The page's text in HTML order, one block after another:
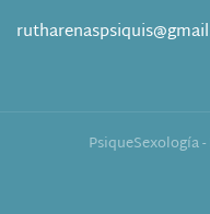
PsiqueSexología